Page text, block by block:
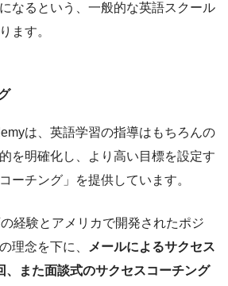
なるという、一般的な英語スクール
ます。
は、英語学習の指導はもちろんの
を明確化し、より高い目標を設定す
ーチング」を提供しています。
経験とアメリカで開発されたポジ
理念を下に、
メールによるサクセス
、また面談式のサクセスコーチング